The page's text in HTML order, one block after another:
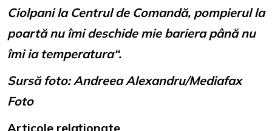
Ciolpani la Centrul de Comandă, pompierul la
poartă nu îmi deschide mie bariera până nu
îmi ia temperatura“.
Sursă foto: Andreea Alexandru/Mediafax
Foto
Articole relaționate